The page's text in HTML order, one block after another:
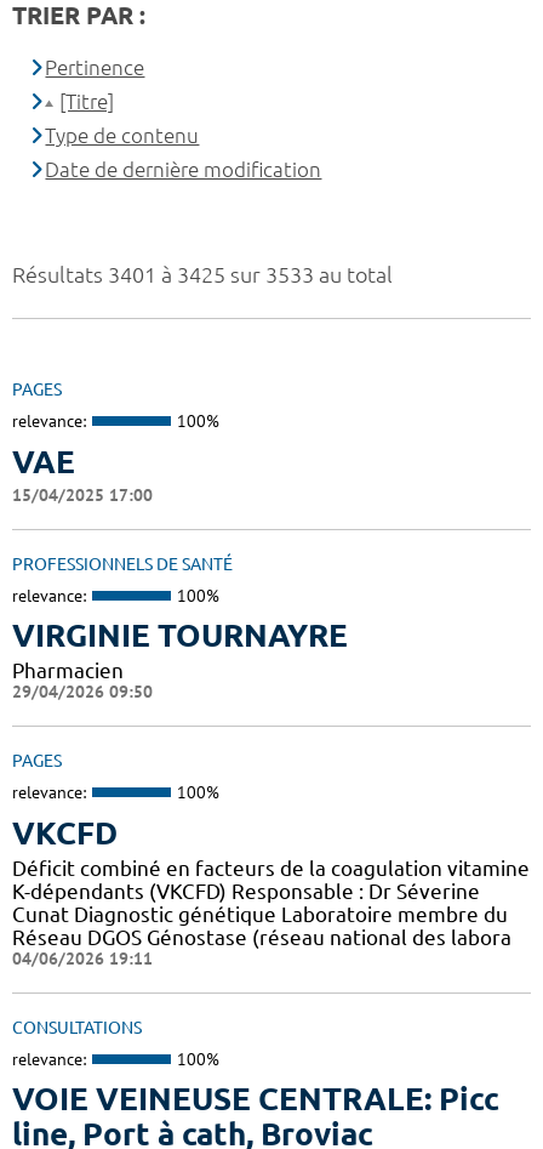
Résultats 3401 à 3425 sur 3533 au total
PAGES
relevance: 100%
VAE
15/04/2025 17:00
PROFESSIONNELS DE SANTÉ
relevance: 100%
VIRGINIE TOURNAYRE
Pharmacien
29/04/2026 09:50
PAGES
relevance: 100%
VKCFD
Déficit combiné en facteurs de la coagulation vitamine
K-dépendants (VKCFD) Responsable : Dr Séverine
Cunat Diagnostic génétique Laboratoire membre du
Réseau DGOS Génostase (réseau national des labora
04/06/2026 19:11
CONSULTATIONS
relevance: 100%
VOIE VEINEUSE CENTRALE: Picc
line, Port à cath, Broviac
TRIER PAR :
Pertinence
[Titre]
Type de contenu
Date de dernière modification